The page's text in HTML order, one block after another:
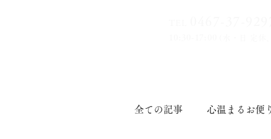
全ての記事 心温まるお便